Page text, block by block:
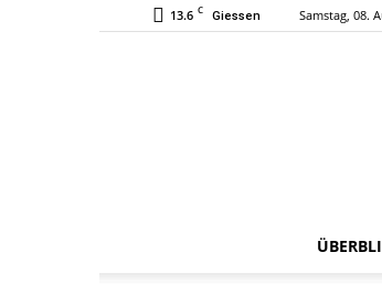
13.6 C Giessen Samstag, 08.